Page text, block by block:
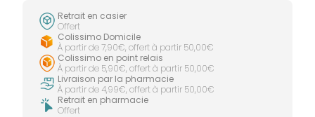
Retrait en casier
Offert
Colissimo Domicile
À partir de 7,90€, offert à partir 50,00€
Colissimo en point relais
À partir de 5,90€, offert à partir 50,00€
Livraison par la pharmacie
À partir de 4,99€, offert à partir 50,00€
Retrait en pharmacie
Offert